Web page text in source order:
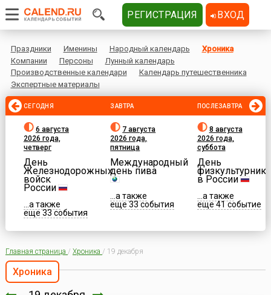
Праздники Именины Народный календарь
Хроника
Компании
Персоны
Лунный календарь
Производственные календари
Календарь путешественника
Экспертные материалы
СЕГОДНЯ
6 августа
2026 года,
четверг
День
Железнодорожных
войск
России
...а также
еще 33 события
ЗАВТРА
7 августа
2026 года,
пятница
Международный
день пива
...а также
еще 33 события
ПОСЛЕЗАВТРА
8 августа
2026 года,
суббота
День
физкультурника
в России
...а также
еще 41 событие
Главная страница / Хроника / 19 декабря
Хроника
РЕГИСТРАЦИЯ ВХОД